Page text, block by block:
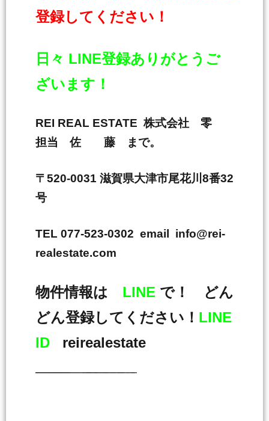
登録してください！
日々 LINE登録ありがとうご
ざいます！
REI REAL ESTATE 株式会社 零
担当 佐 藤 まで。
〒520-0031 滋賀県大津市尾花川8番32
号
TEL 077-523-0302 email info@rei-
realestate.com
物件情報は LINE で！ どん
どん登録してください！ LINE
ID reirealestate